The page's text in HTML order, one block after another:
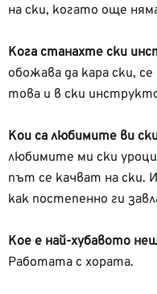
на ски, когато още
Кога станахте ски
обожава да кара ски,
това и в ски
Кои са любимите ви
любимите ми ски
път се качват на ски.
как постепенно ги
Кое е най-хубавото
Работата с хората.